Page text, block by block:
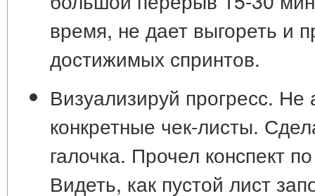
время, не дает выгореть и
достижимых спринтов.
Визуализируй прогресс. Не
конкретные чек-листы.
галочка. Прочел конспект
Видеть, как пустой лист